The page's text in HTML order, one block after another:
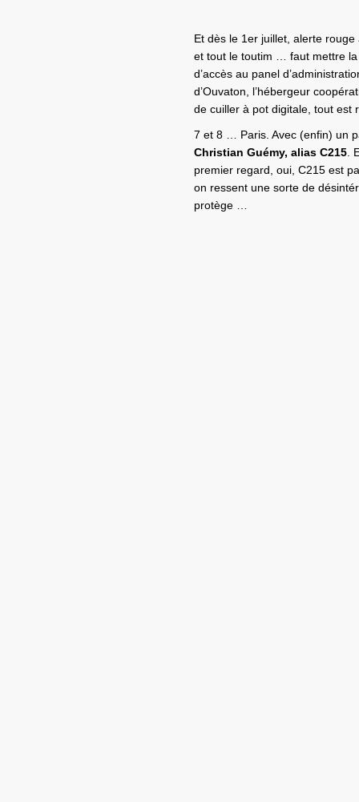
Et dès le 1er juillet, alerte
et tout le toutim … faut mettre
d’accès au panel
d’Ouvaton, l’hébergeur
de cuiller à pot digitale, tout est
7 et 8 … Paris. Avec (enfin) un
Christian Guémy, alias C215 .
premier regard, oui, C215 est
on ressent une sorte de
protège …